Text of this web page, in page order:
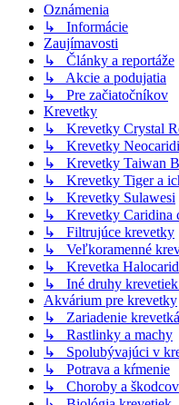
Oznámenia
↳ Informácie
Zaujímavosti
↳ Články a reportáže
↳ Akcie a podujatia
↳ Pre začiatočníkov
Krevetky
↳ Krevetky Crystal
↳ Krevetky
↳ Krevetky Taiwan
↳ Krevetky Tiger a
↳ Krevetky Sulawesi
↳ Krevetky Caridina
↳ Filtrujúce krevetky
↳ Veľkoramenné
↳ Krevetka
↳ Iné druhy
Akvárium pre krevetky
↳ Zariadenie
↳ Rastlinky a machy
↳ Spolubývajúci v
↳ Potrava a kŕmenie
↳ Choroby a